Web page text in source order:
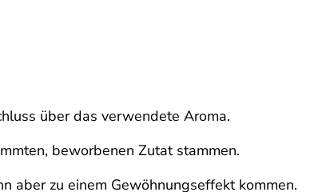
über das verwendete Aroma.
beworbenen Zutat stammen.
aber zu einem Gewöhnungseffekt kommen.